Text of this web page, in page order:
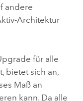
andere
Architektur
für alle
bietet sich an,
Maß an
kann. Da alle